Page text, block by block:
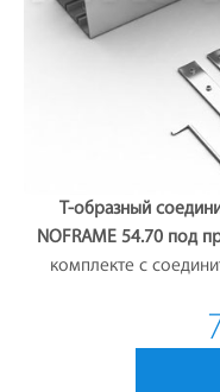
Т-образный
NOFRAME 54.70 под
комплекте с